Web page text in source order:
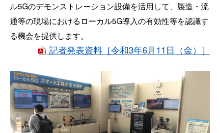
ル5Gのデモンストレーション設備を活用して、製造・流
通等の現場におけるローカル5G導入の有効性等を認識す
る機会を提供します。
記者発表資料［令和3年6月11日（金）］